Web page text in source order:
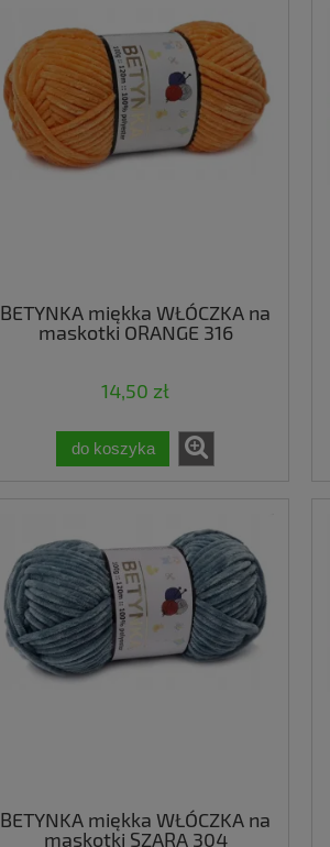
BETYNKA miękka WŁÓCZKA na
maskotki ORANGE 316
14,50 zł
do koszyka
BETYNKA miękka WŁÓCZKA na
maskotki SZARA 304